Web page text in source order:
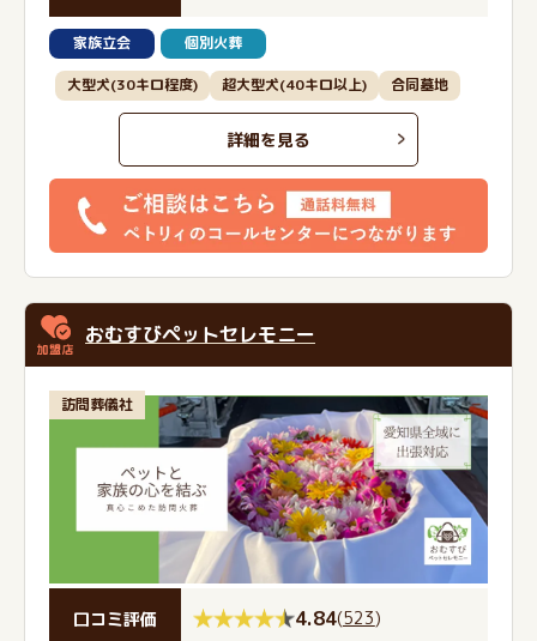
家族立会 個別火葬
大型犬(30キロ程度) 超大型犬(40キロ以上) 合同墓地
詳細を見る
おむすびペットセレモニー
訪問葬儀社
口コミ評価 4.84(523)